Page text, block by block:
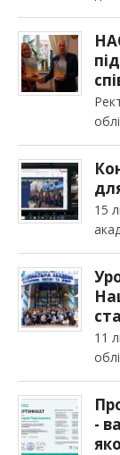
15
11
-